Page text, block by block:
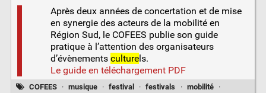
Après deux années de concertation et de mise
en synergie des acteurs de la mobilité en
Région Sud, le COFEES publie son guide
pratique à l’attention des organisateurs
d’évènements culturels.
Le guide en téléchargement PDF
COFEES · musique · festival · festivals · mobilité
·